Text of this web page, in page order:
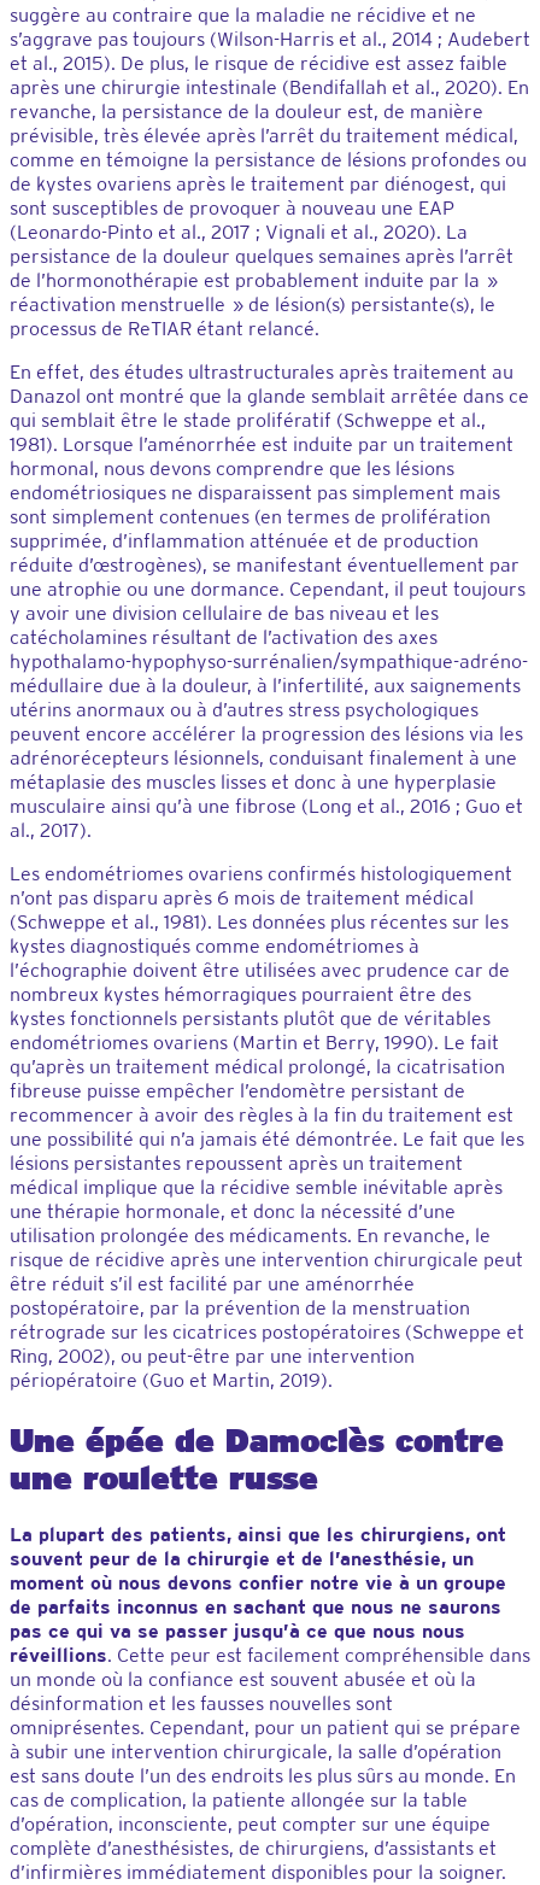
suggère au contraire que la maladie ne récidive et ne
s’aggrave pas toujours (Wilson-Harris et al., 2014 ; Audebert
et al., 2015). De plus, le risque de récidive est assez faible
après une chirurgie intestinale (Bendifallah et al., 2020). En
revanche, la persistance de la douleur est, de manière
prévisible, très élevée après l’arrêt du traitement médical,
comme en témoigne la persistance de lésions profondes ou
de kystes ovariens après le traitement par diénogest, qui
sont susceptibles de provoquer à nouveau une EAP
(Leonardo-Pinto et al., 2017 ; Vignali et al., 2020). La
persistance de la douleur quelques semaines après l’arrêt
de l’hormonothérapie est probablement induite par la »
réactivation menstruelle » de lésion(s) persistante(s), le
processus de ReTIAR étant relancé.
En effet, des études ultrastructurales après traitement au
Danazol ont montré que la glande semblait arrêtée dans ce
qui semblait être le stade prolifératif (Schweppe et al.,
1981). Lorsque l’aménorrhée est induite par un traitement
hormonal, nous devons comprendre que les lésions
endométriosiques ne disparaissent pas simplement mais
sont simplement contenues (en termes de prolifération
supprimée, d’inflammation atténuée et de production
réduite d’œstrogènes), se manifestant éventuellement par
une atrophie ou une dormance. Cependant, il peut toujours
y avoir une division cellulaire de bas niveau et les
catécholamines résultant de l’activation des axes
hypothalamo-hypophyso-surrénalien/sympathique-adréno-
médullaire due à la douleur, à l’infertilité, aux saignements
utérins anormaux ou à d’autres stress psychologiques
peuvent encore accélérer la progression des lésions via les
adrénorécepteurs lésionnels, conduisant finalement à une
métaplasie des muscles lisses et donc à une hyperplasie
musculaire ainsi qu’à une fibrose (Long et al., 2016 ; Guo et
al., 2017).
Les endométriomes ovariens confirmés histologiquement
n’ont pas disparu après 6 mois de traitement médical
(Schweppe et al., 1981). Les données plus récentes sur les
kystes diagnostiqués comme endométriomes à
l’échographie doivent être utilisées avec prudence car de
nombreux kystes hémorragiques pourraient être des
kystes fonctionnels persistants plutôt que de véritables
endométriomes ovariens (Martin et Berry, 1990). Le fait
qu’après un traitement médical prolongé, la cicatrisation
fibreuse puisse empêcher l’endomètre persistant de
recommencer à avoir des règles à la fin du traitement est
une possibilité qui n’a jamais été démontrée. Le fait que les
lésions persistantes repoussent après un traitement
médical implique que la récidive semble inévitable après
une thérapie hormonale, et donc la nécessité d’une
utilisation prolongée des médicaments. En revanche, le
risque de récidive après une intervention chirurgicale peut
être réduit s’il est facilité par une aménorrhée
postopératoire, par la prévention de la menstruation
rétrograde sur les cicatrices postopératoires (Schweppe et
Ring, 2002), ou peut-être par une intervention
périopératoire (Guo et Martin, 2019).
Une épée de Damoclès contre
une roulette russe
La plupart des patients, ainsi que les chirurgiens, ont
souvent peur de la chirurgie et de l’anesthésie, un
moment où nous devons confier notre vie à un groupe
de parfaits inconnus en sachant que nous ne saurons
pas ce qui va se passer jusqu’à ce que nous nous
réveillions. Cette peur est facilement compréhensible dans
un monde où la confiance est souvent abusée et où la
désinformation et les fausses nouvelles sont
omniprésentes. Cependant, pour un patient qui se prépare
à subir une intervention chirurgicale, la salle d’opération
est sans doute l’un des endroits les plus sûrs au monde. En
cas de complication, la patiente allongée sur la table
d’opération, inconsciente, peut compter sur une équipe
complète d’anesthésistes, de chirurgiens, d’assistants et
d’infirmières immédiatement disponibles pour la soigner.